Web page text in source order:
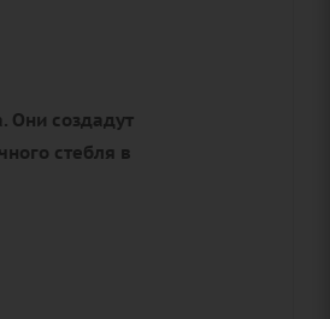
Они создадут
стебля в